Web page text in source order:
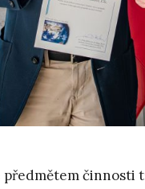
činnosti